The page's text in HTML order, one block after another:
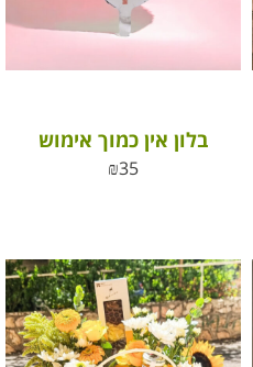
בלון אין כמוך אימוש
₪35